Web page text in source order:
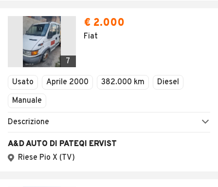
7
€ 2.000
Fiat
Usato Aprile 2000 382.000 km
Diesel
Manuale
Descrizione
A&D AUTO DI PATEQI ERVIST
Riese Pio X (TV)